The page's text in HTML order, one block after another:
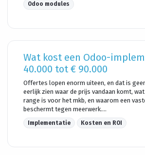
Odoo modules
Wat kost een Odoo-
40.000 tot € 90.000
Offertes lopen enorm uiteen, en dat is
eerlijk zien waar de prijs vandaan komt,
range is voor het mkb, en waarom een
beschermt tegen meerwerk....
Implementatie Kosten en ROI